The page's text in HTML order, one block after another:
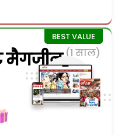
मैगजीन (1 साल)